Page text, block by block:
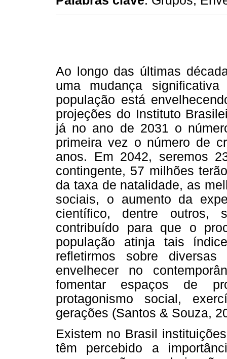
Ao longo das últimas
uma mudança
população está
projeções do Instituto
já no ano de 2031 o
primeira vez o número de
anos. Em 2042, seremos
contingente, 57 milhões
da taxa de natalidade, as
sociais, o aumento da
científico, dentre outros,
contribuído para que o
população atinja tais
refletirmos sobre
envelhecer no
fomentar espaços de
protagonismo social,
gerações (Santos & Souza,
Existem no Brasil
têm percebido a